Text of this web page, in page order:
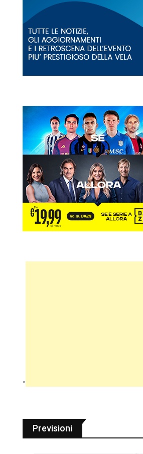
"
Previsioni